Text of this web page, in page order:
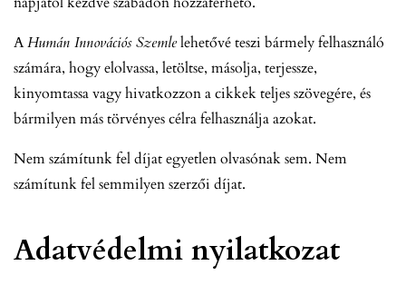
AHumán Innovációs Szemlelehetővé teszi bármely felhasználó
számára, hogy elolvassa, letöltse, másolja, terjessze,
kinyomtassa vagy hivatkozzon a cikkek teljes szövegére, és
bármilyen más törvényes célra felhasználja azokat.
Nem számítunk fel díjat egyetlen olvasónak sem. Nem
számítunk fel semmilyen szerzői díjat.
Adatvédelmi nyilatkozat